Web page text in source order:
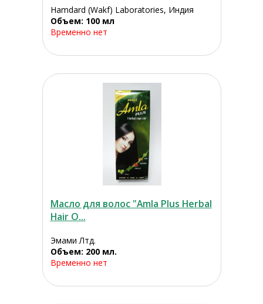
Hamdard (Wakf) Laboratories, Индия
Объем: 100 мл
Временно нет
Масло для волос "Amla Plus Herbal
Hair O...
Эмами Лтд.
Объем: 200 мл.
Временно нет